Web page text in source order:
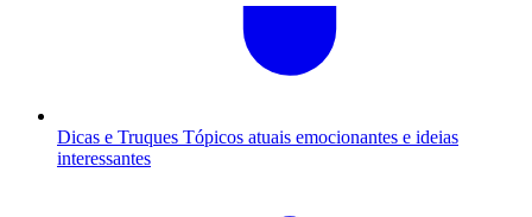
Dicas e Truques Tópicos atuais emocionantes e ideias
interessantes